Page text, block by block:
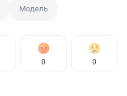
Модель
0 0